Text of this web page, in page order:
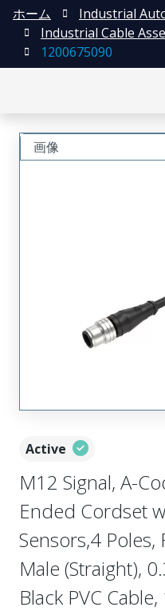
ホーム
Industrial
Industrial Cable
1200675090
Active
M12 Signal, A-
Ended Cordset
Sensors,4 Poles,
Male (Straight),
Black PVC
画像